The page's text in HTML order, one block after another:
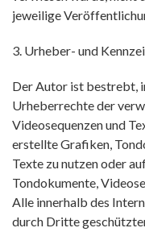
jeweilige
3. Urheber- und
Der Autor ist bestrebt,
Urheberrechte der
Videosequenzen und
erstellte Grafiken,
Texte zu nutzen oder
Tondokumente,
Alle innerhalb des
durch Dritte